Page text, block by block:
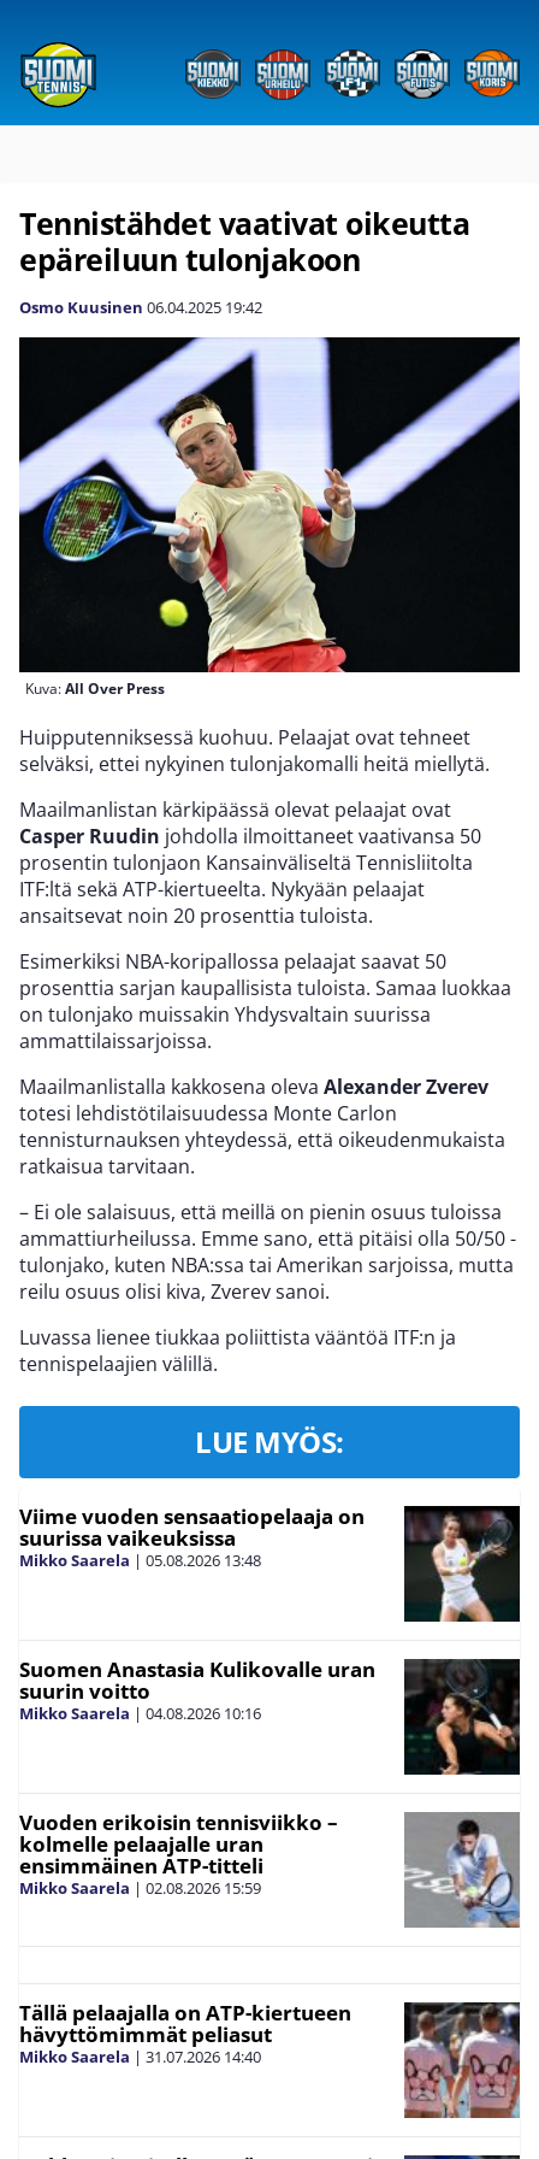
Tennistähdet vaativat oikeutta
epäreiluun tulonjakoon
Osmo Kuusinen 06.04.2025 19:42
Kuva:All Over Press
Huipputenniksessä kuohuu. Pelaajat ovat tehneet
selväksi, ettei nykyinen tulonjakomalli heitä miellytä.
Maailmanlistan kärkipäässä olevat pelaajat ovat
Casper Ruudin johdolla ilmoittaneet vaativansa 50
prosentin tulonjaon Kansainväliseltä Tennisliitolta
ITF:ltä sekä ATP-kiertueelta. Nykyään pelaajat
ansaitsevat noin 20 prosenttia tuloista.
Esimerkiksi NBA-koripallossa pelaajat saavat 50
prosenttia sarjan kaupallisista tuloista. Samaa luokkaa
on tulonjako muissakin Yhdysvaltain suurissa
ammattilaissarjoissa.
Maailmanlistalla kakkosena oleva Alexander Zverev
totesi lehdistötilaisuudessa Monte Carlon
tennisturnauksen yhteydessä, että oikeudenmukaista
ratkaisua tarvitaan.
– Ei ole salaisuus, että meillä on pienin osuus tuloissa
ammattiurheilussa. Emme sano, että pitäisi olla 50/50 -
tulonjako, kuten NBA:ssa tai Amerikan sarjoissa, mutta
reilu osuus olisi kiva, Zverev sanoi.
Luvassa lienee tiukkaa poliittista vääntöä ITF:n ja
tennispelaajien välillä.
LUE MYÖS:
Viime vuoden sensaatiopelaaja on
suurissa vaikeuksissa
Mikko Saarela | 05.08.2026 13:48
Suomen Anastasia Kulikovalle uran
suurin voitto
Mikko Saarela | 04.08.2026 10:16
Vuoden erikoisin tennisviikko –
kolmelle pelaajalle uran
ensimmäinen ATP-titteli
Mikko Saarela | 02.08.2026 15:59
Tällä pelaajalla on ATP-kiertueen
hävyttömimmät peliasut
Mikko Saarela | 31.07.2026 14:40